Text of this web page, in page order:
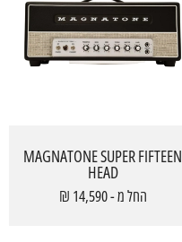
MAGNATONE SUPER FIFTEEN
HEAD
החל מ - 14,590 ₪